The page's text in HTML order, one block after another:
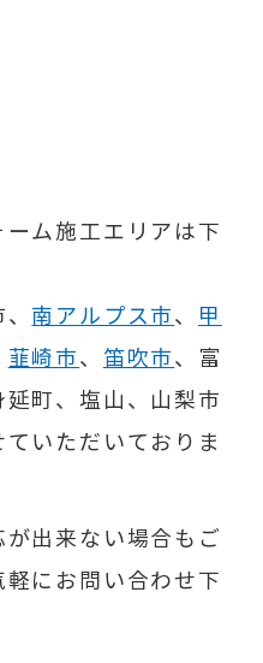
ム施工エリアは下
南アルプス市、 甲
韮崎市、 笛吹市、富
町、塩山、山梨市
いただいておりま
出来ない場合もご
にお問い合わせ下